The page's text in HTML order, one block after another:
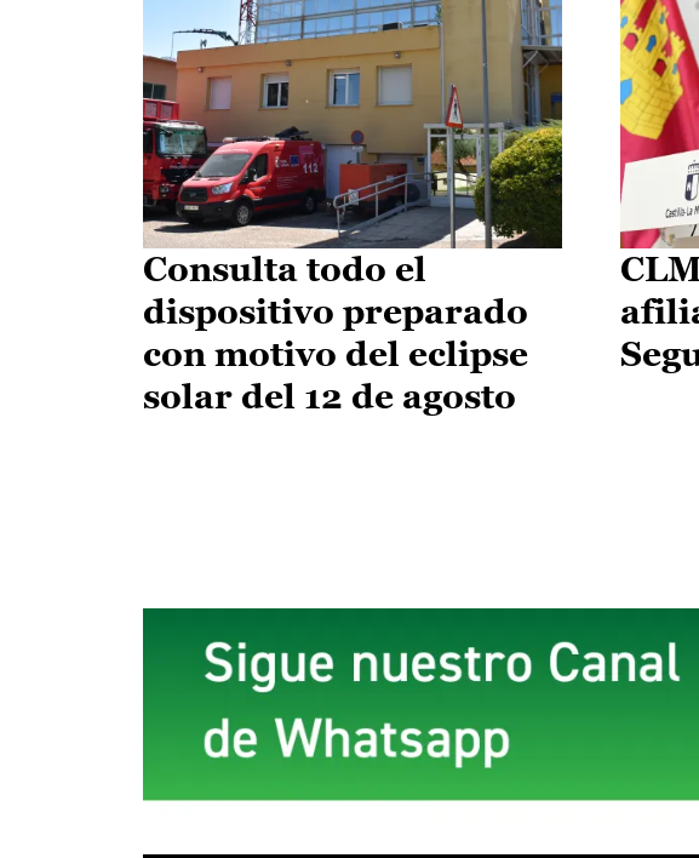
Consulta todo el
dispositivo preparado
con motivo del eclipse
solar del 12 de agosto